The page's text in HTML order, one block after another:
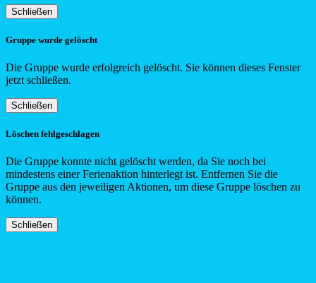
Schließen
Gruppe wurde gelöscht
Die Gruppe wurde erfolgreich gelöscht. Sie können dieses Fenster
jetzt schließen.
Schließen
Löschen fehlgeschlagen
Die Gruppe konnte nicht gelöscht werden, da Sie noch bei
mindestens einer Ferienaktion hinterlegt ist. Entfernen Sie die
Gruppe aus den jeweiligen Aktionen, um diese Gruppe löschen zu
können.
Schließen